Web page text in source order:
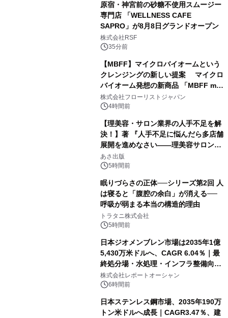
原宿・神宮前の砂糖不使用スムージー
専門店 「WELLNESS CAFE
SAPRO」が8月8日グランドオープン
株式会社RSF
35分前
【MBFF】マイクロバイオームという
クレンジングの新しい提案 マイクロ
バイオーム発想の新商品 「MBFF mb
クレンジングPRO」を2026年8月6日
発売
株式会社フローリストジャパン
4時間前
【理美容・サロン業界の人手不足を解
決！】著 『人手不足に悩んだら多店舗
展開を進めなさい――理美容サロン
「多店舗展開」の教科書』2026年8月
24日（月）発売
あさ出版
5時間前
眠りづらさの正体──シリーズ第2回 人
は寝ると「腹腔の余白」が消える──
呼吸が弱まる本当の構造的理由
トラタニ株式会社
5時間前
日本ジオメンブレン市場は2035年1億
5,430万米ドルへ、CAGR 6.04％｜最
終処分場・水処理・インフラ整備向け
需要拡大
株式会社レポートオーシャン
6時間前
日本ステンレス鋼市場、2035年190万
トン米ドルへ成長｜CAGR3.47％、建